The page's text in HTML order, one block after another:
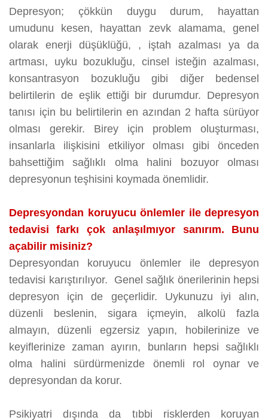
Depresyon; çökkün duygu durum, hayattan
umudunu kesen, hayattan zevk alamama, genel
olarak enerji düşüklüğü, , iştah azalması ya da
artması, uyku bozukluğu, cinsel isteğin azalması,
konsantrasyon bozukluğu gibi diğer bedensel
belirtilerin de eşlik ettiği bir durumdur. Depresyon
tanısı için bu belirtilerin en azından 2 hafta sürüyor
olması gerekir. Birey için problem oluşturması,
insanlarla ilişkisini etkiliyor olması gibi önceden
bahsettiğim sağlıklı olma halini bozuyor olması
depresyonun teşhisini koymada önemlidir.
Depresyondan koruyucu önlemler ile depresyon
tedavisi farkı çok anlaşılmıyor sanırım. Bunu
açabilir misiniz?
Depresyondan koruyucu önlemler ile depresyon
tedavisi karıştırılıyor. Genel sağlık önerilerinin hepsi
depresyon için de geçerlidir. Uykunuzu iyi alın,
düzenli beslenin, sigara içmeyin, alkolü fazla
almayın, düzenli egzersiz yapın, hobilerinize ve
keyiflerinize zaman ayırın, bunların hepsi sağlıklı
olma halini sürdürmenizde önemli rol oynar ve
depresyondan da korur.
Psikiyatri dışında da tıbbi risklerden koruyan